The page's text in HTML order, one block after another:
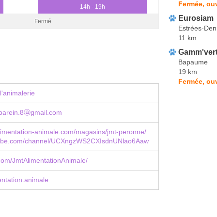
14h - 19h
Fermé
animale.com/magasins/jmt-peronne/
channel/UCXngzWS2CXIsdnUNlao6Aaw
JmtAlimentationAnimale/
Fermée,
Eurosiam
Estrées-
11 km
Bapaume
19 km
Fermée,